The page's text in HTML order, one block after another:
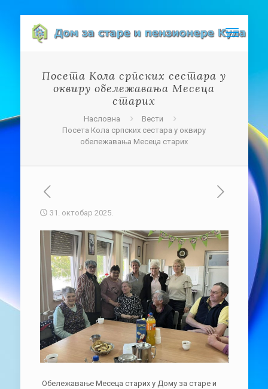
Посета Кола српских сестара у
оквиру обележавања Месеца
старих
Насловна
Вести
Посета Кола српских сестара у оквиру
обележавања Месеца старих
31. октобар 2025.
Обележавање Месеца старих у Дому за старе и